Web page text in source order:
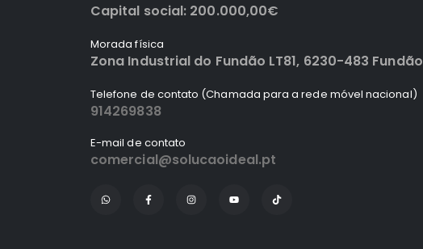
Capital social: 200.000,00€
Morada física
Zona Industrial do Fundão LT81, 6230-483 Fundão
Telefone de contato (Chamada para a rede móvel nacional)
914269838
E-mail de contato
comercial@solucaoideal.pt